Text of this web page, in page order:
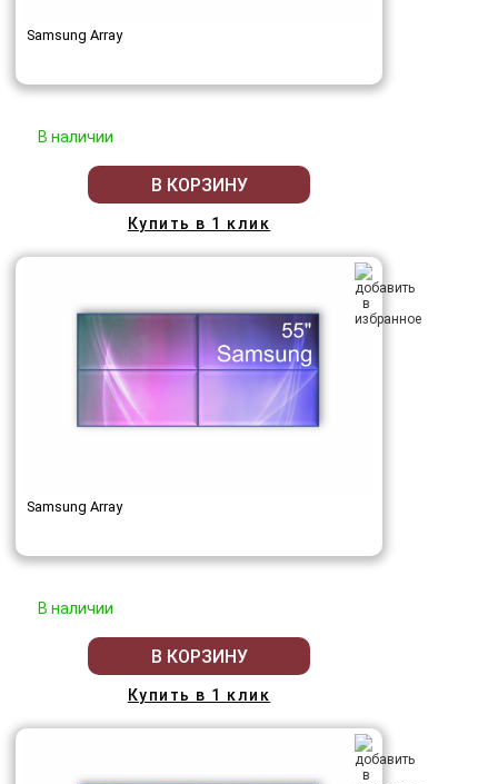
Samsung Array
В наличии
В КОРЗИНУ
Купить в 1 клик
Samsung Array
В наличии
В КОРЗИНУ
Купить в 1 клик